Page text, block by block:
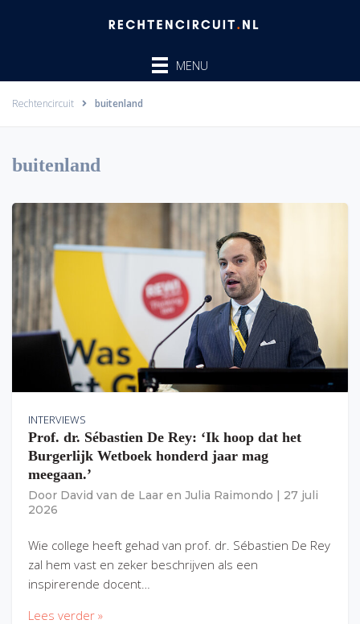
MENU
Rechtencircuit buitenland
buitenland
INTERVIEWS
Prof. dr. Sébastien De Rey: ‘Ik hoop dat het
Burgerlijk Wetboek honderd jaar mag
meegaan.’
Door David van de Laar en Julia Raimondo
27 juli
2026
Wie college heeft gehad van prof. dr. Sébastien De Rey
zal hem vast en zeker beschrijven als een
inspirerende docent…
Lees verder »